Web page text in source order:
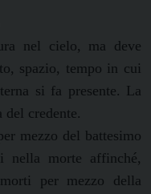
nel cielo, ma deve
spazio, tempo in cui
si fa presente. La
credente.
mezzo del battesimo
nella morte affinché,
per mezzo della